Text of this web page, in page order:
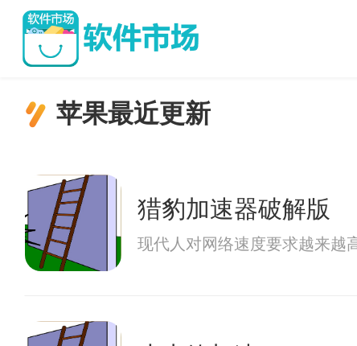
苹果最近更新
猎豹加速器破解版
现代人对网络速度要求越来越